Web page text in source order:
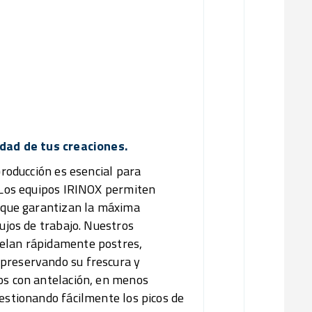
de tus creaciones.
es esencial para
equipos IRINOX permiten
garantizan la máxima
de trabajo. Nuestros
rápidamente postres,
su frescura y
con antelación, en menos
fácilmente los picos de